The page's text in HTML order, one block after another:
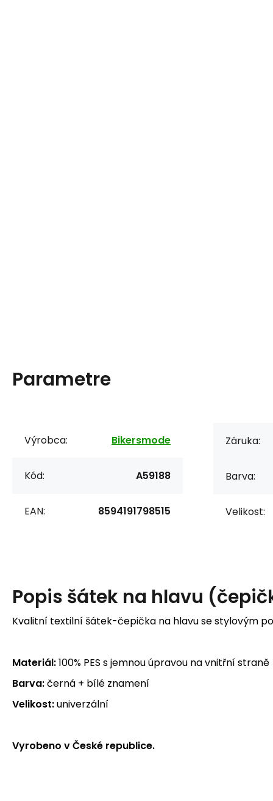
Parametre
Výrobca: Bikersmode
Kód: A59188
EAN: 8594191798515
Záruka:
Barva:
Velikost:
Popis šátek na hlavu
Kvalitní textilní šátek-čepička na hlavu se stylovým
Materiál:100% PES s jemnou úpravou na vnitřní straně
Barva:černá + bílé znamení
Velikost:univerzální
Vyrobeno v České republice.